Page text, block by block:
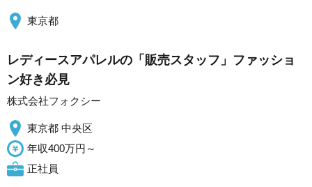
東京都
レディースアパレルの「販売スタッフ」ファッショ
ン好き必見
株式会社フォクシー
東京都 中央区
年収400万円～
正社員